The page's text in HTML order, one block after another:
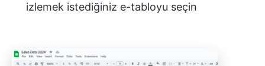
izlemek istediğiniz e-tabloyu seçin